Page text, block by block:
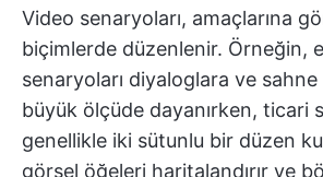
Video senaryoları, amaçlarına
biçimlerde düzenlenir. Örneğin,
senaryoları diyaloglara ve sahne
büyük ölçüde dayanırken, ticari
genellikle iki sütunlu bir düzen
görsel öğeleri haritalandırır ve